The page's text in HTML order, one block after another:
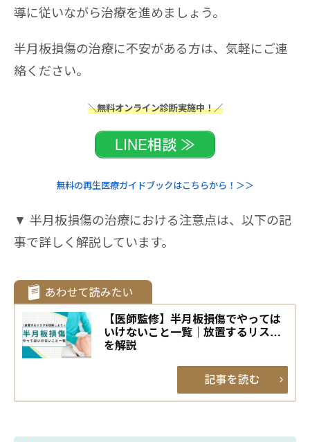
導に従いながら治療を進めましょう。
半月板損傷の治療に不安がある方は、気軽にご連
絡ください。
＼無料オンライン診断実施中！／
LINE相談 ≫
無料の再生医療ガイドブックはこちらから！＞＞
▼ 半月板損傷の治療における注意点は、以下の記
事で詳しく解説しています。
【医師監修】半月板損傷でやっては
いけないこと一覧｜放置するリスク
を解説